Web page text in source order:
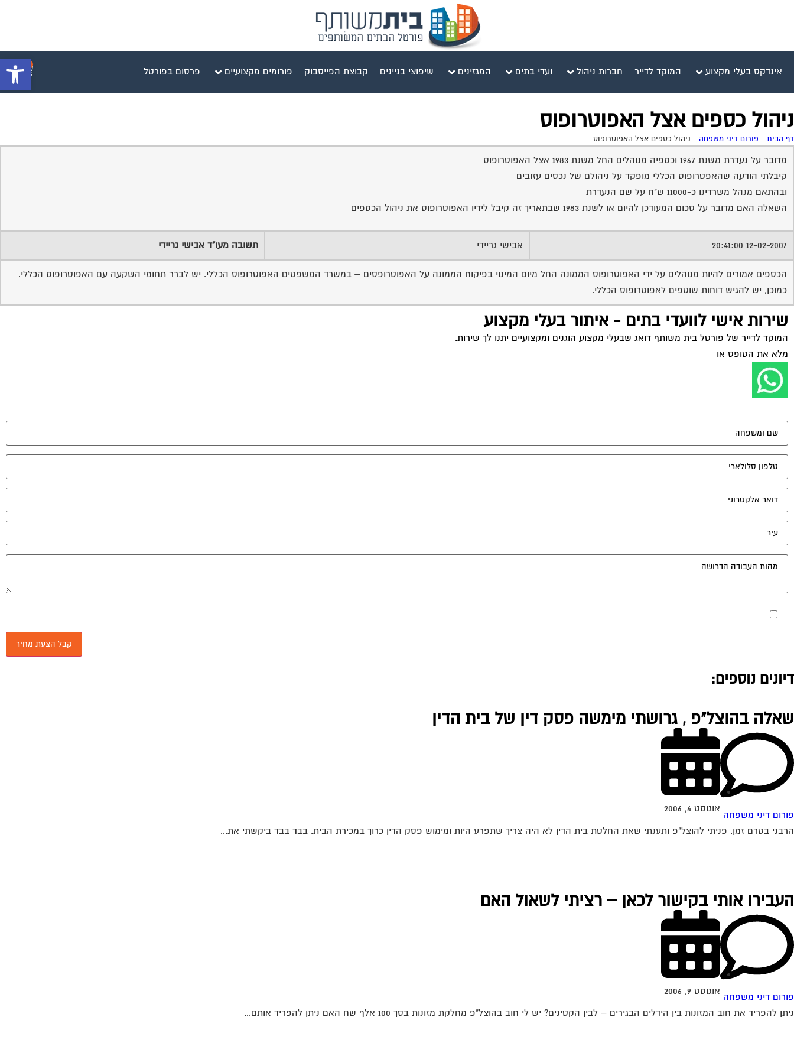
פתח אינדקס בעלי מקצוע המוקד לדייר חברות ניהול ועדי בתים המגזינים שיפוצי בניינים קבוצת הפייסבוק פורומים מקצועיים פרסום בפורטל
ניהול כספים אצל האפוטרופוס
דף הבית - פורום דיני משפחה - ניהול כספים אצל האפוטרופוס
מדובר על נעדרת משנת 1967 וכספיה מנוהלים החל משנת 1983 אצל האפוטרופוס
קיבלתי הודעה שהאפטרופוס הכללי מופקד על ניהולם של נכסים עזובים
ובהתאם מנהל משרדינו כ-11000 ש"ח על שם הנעדרת
השאלה האם מדובר על סכום המעודכן להיום או לשנת 1983 שבתאריך זה קיבל לידיו האפוטרופוס את ניהול הכספים
12-02-2007 20:41:00 אבישי גריידי תשובה מעו"ד אבישי גריידי
הכספים אמורים להיות מנוהלים על ידי האפוטרופוס הממונה החל מיום המינוי בפיקוח הממונה על האפוטרופסים – במשרד המשפטים האפוטרופוס הכללי. יש לברר תחומי השקעה עם האפוטרופוס הכללי.
כמוכן, יש להגיש דוחות שוטפים לאפוטרופוס הכללי.
שירות אישי לוועדי בתים - איתור בעלי מקצוע
המוקד לדייר של פורטל בית משותף דואג שבעלי מקצוע הוגנים ומקצועיים יתנו לך שירות.
מלא את הטופס או
דיונים נוספים:
שאלה בהוצל"פ , גרושתי מימשה פסק דין של בית הדין
פורום דיני משפחה
אוגוסט 4, 2006
הרבני בטרם זמן. פניתי להוצל"פ ותענתי שאת החלטת בית הדין לא היה צריך שתפרע היות ומימוש פסק הדין כרוך במכירת הבית. בבד בבד ביקשתי את...
העבירו אותי בקישור לכאן – רציתי לשאול האם
פורום דיני משפחה
אוגוסט 9, 2006
ניתן להפריד את חוב המזונות בין הידלים הבגירים – לבין הקטינים? יש לי חוב בהוצל"פ מחלקת מזונות בסך 100 אלף שח האם ניתן להפריד אותם...